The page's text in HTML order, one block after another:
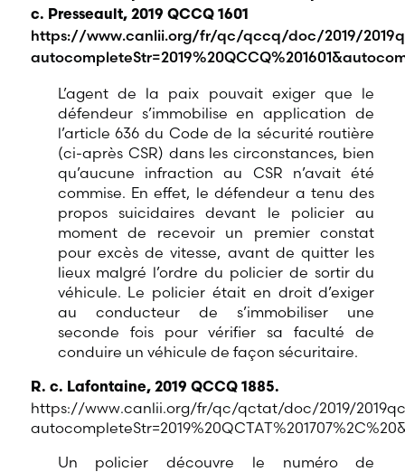
c. Presseault, 2019 QCCQ 1601
https://www.canlii.org/fr/qc/qccq/doc/2019/
L’agent de la paix pouvait exiger que le
défendeur s’immobilise en application de
l’article 636 du Code de la sécurité routière
(ci-après CSR) dans les circonstances, bien
qu’aucune infraction au CSR n’avait été
commise. En effet, le défendeur a tenu des
propos suicidaires devant le policier au
moment de recevoir un premier constat
pour excès de vitesse, avant de quitter les
lieux malgré l’ordre du policier de sortir du
véhicule. Le policier était en droit d’exiger
au conducteur de s’immobiliser une
seconde fois pour vérifier sa faculté de
conduire un véhicule de façon sécuritaire.
R. c. Lafontaine, 2019 QCCQ 1885.
https://www.canlii.org/fr/qc/qctat/doc/2019/
Un policier découvre le numéro de